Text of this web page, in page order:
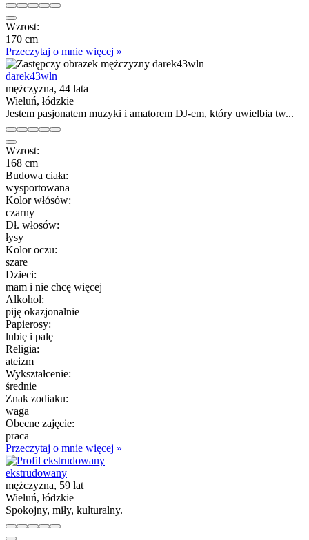
Wzrost:
170 cm
Przeczytaj o mnie więcej »
darek43wln
mężczyzna, 44 lata
Wieluń, łódzkie
Jestem pasjonatem muzyki i amatorem DJ-em, który uwielbia tw...
Wzrost:
168 cm
Budowa ciała:
wysportowana
Kolor włósów:
czarny
Dł. włosów:
łysy
Kolor oczu:
szare
Dzieci:
mam i nie chcę więcej
Alkohol:
piję okazjonalnie
Papierosy:
lubię i palę
Religia:
ateizm
Wykształcenie:
średnie
Znak zodiaku:
waga
Obecne zajęcie:
praca
Przeczytaj o mnie więcej »
ekstrudowany
mężczyzna, 59 lat
Wieluń, łódzkie
Spokojny, miły, kulturalny.